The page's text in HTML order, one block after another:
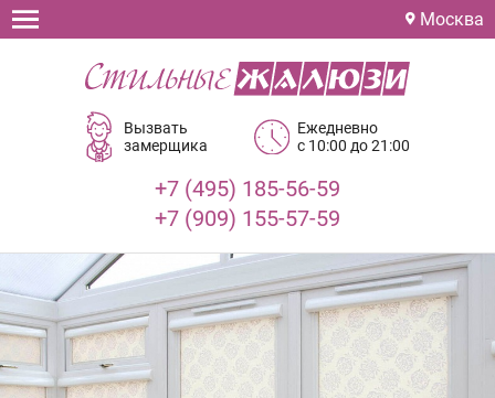
Москва
Вызвать
замерщика
Ежедневно
с 10:00 до 21:00
+7 (495) 185-56-59
+7 (909) 155-57-59